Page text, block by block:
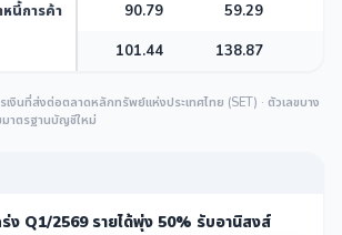
หนี้การค้า
90.79 59.29
101.44 138.87
งินที่ส่งต่อตลาดหลักทรัพย์แห่งประเทศไทย (SET) · ตัวเลขบาง
าตรฐานบัญชีใหม่
ง Q1/2569 รายได้พุ่ง 50% รับอานิสงส์